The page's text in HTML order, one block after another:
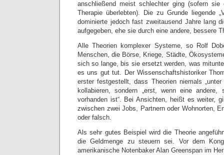
anschließend meist schlechter ging (sofern sie
Therapie überlebten). Die zu Grunde liegende
dominierte jedoch fast zweitausend Jahre lang
aufgegeben, ehe sie durch eine andere, bessere
Alle Theorien komplexer Systeme, so Rolf
Menschen, die Börse, Kriege, Städte,
sich so lange, bis sie ersetzt werden, was
es uns gut tut. Der Wissenschaftshistoriker
erster festgestellt, dass Theorien niemals
kollabieren, sondern „erst, wenn eine andere,
vorhanden ist“. Bei Ansichten, heißt es weiter,
zwischen zwei Jobs, Partnern oder Wohnorten,
oder falsch.
Als sehr gutes Beispiel wird die Theorie
die Geldmenge zu steuern sei. Vor dem
amerikanische Notenbaker Alan Greenspan im